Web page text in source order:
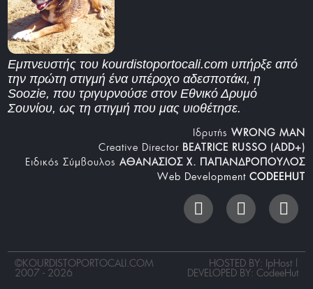
Εμπνευστής του kourdistoportocali.com υπήρξε από
την πρώτη στιγμή ένα υπέροχο αδεσποτάκι, η
Soozie, που τριγυρνούσε στον Εθνικό Δρυμό
Σουνίου, ως τη στιγμή που μας υιοθέτησε.
Iδρυτής WRONG MAN
Creative Director BEATRICE RUSSO (ADD+)
Ειδικός Σύμβουλος ΑΘΑΝΑΣΙΟΣ Χ. ΠΑΠΑΝΔΡΟΠΟΥΛΟΣ
Web Development CODEEHUT
©KOURDISTOPORTOCALI.COM
2007 - 2026
HOSTED BY: IpHost |
DEVELOPED BY: CodeeHut